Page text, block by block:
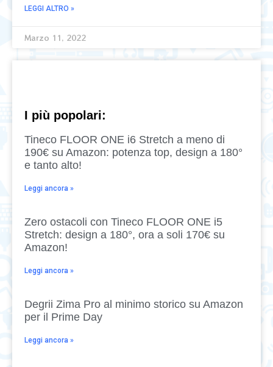
LEGGI ALTRO »
Marzo 11, 2022
I più popolari:
Tineco FLOOR ONE i6 Stretch a meno di
190€ su Amazon: potenza top, design a 180°
e tanto alto!
Leggi ancora »
Zero ostacoli con Tineco FLOOR ONE i5
Stretch: design a 180°, ora a soli 170€ su
Amazon!
Leggi ancora »
Degrii Zima Pro al minimo storico su Amazon
per il Prime Day
Leggi ancora »